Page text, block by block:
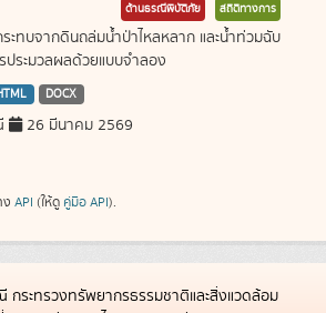
ด้านธรณีพิบัติภัย สถิติทางการ
ทบจากดินถล่มน้ำป่าไหลหลาก และน้ำท่วมฉับ
ระมวลผลด้วยแบบจำลอง
DOCX
26 มีนาคม 2569
API (ให้ดู คู่มือ API).
ระทรวงทรัพยากรธรรมชาติและสิ่งแวดล้อม